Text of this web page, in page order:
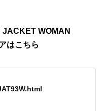
JACKET WOMAN
はこちら